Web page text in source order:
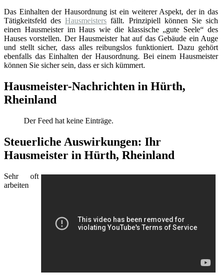
Das Einhalten der Hausordnung ist ein weiterer Aspekt, der in das
Tätigkeitsfeld desHausmeisters fällt. Prinzipiell können Sie sich
einen Hausmeister im Haus wie die klassische „gute Seele“ des
Hauses vorstellen. Der Hausmeister hat auf das Gebäude ein Auge
und stellt sicher, dass alles reibungslos funktioniert. Dazu gehört
ebenfalls das Einhalten der Hausordnung. Bei einem Hausmeister
können Sie sicher sein, dass er sich kümmert.
Hausmeister-Nachrichten in Hürth,
Rheinland
Der Feed hat keine Einträge.
Steuerliche Auswirkungen: Ihr
Hausmeister in Hürth, Rheinland
Sehr oft
arbeiten